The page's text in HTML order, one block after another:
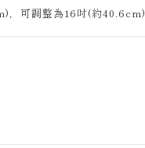
，可調整為16吋(約40.6cm)